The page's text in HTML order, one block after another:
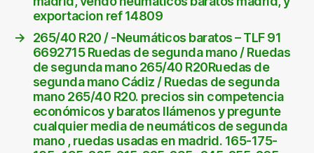
exportacion ref 14809
→
265/40 R20 / -Neumáticos baratos – TLF 91
6692715 Ruedas de segunda mano / Ruedas
de segunda mano 265/40 R20Ruedas de
segunda mano Cádiz / Ruedas de segunda
mano 265/40 R20. precios sin competencia
económicos y baratos llámenos y pregunte
cualquier media de neumáticos de segunda
mano , ruedas usadas en madrid. 165-175-